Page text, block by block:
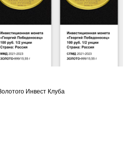
Инвест Клуба